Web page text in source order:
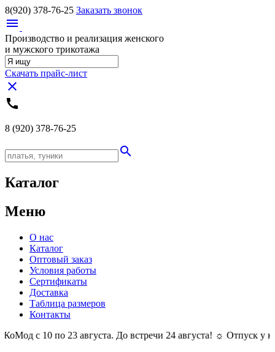
8(920) 378-76-25 Заказать звонок
menu
Производство и реализация женского
и мужского трикотажа
Скачать прайс-лист
close
call
8 (920) 378-76-25
search
Каталог
Меню
О нас
Каталог
Оптовый заказ
Условия работы
Сертификаты
Доставка
Таблица размеров
Контакты
с 10 по 23 августа. До встречи 24 августа! ☼ Отпуск у